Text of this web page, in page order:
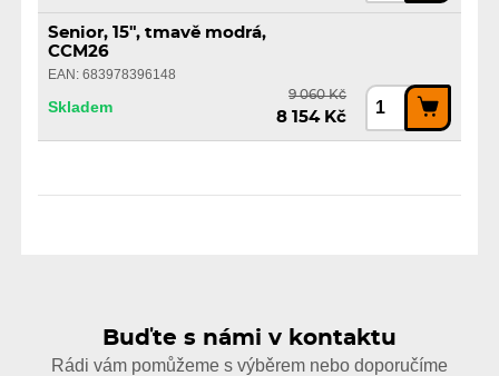
Senior, 15", tmavě modrá,
CCM26
EAN: 683978396148
Skladem
9 060 Kč
8 154 Kč
Buďte s námi v kontaktu
Rádi vám pomůžeme s výběrem nebo doporučíme